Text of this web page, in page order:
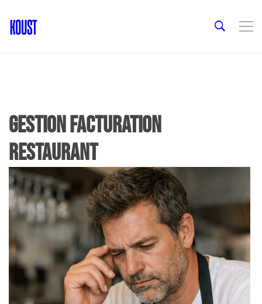
gestion facturation
restaurant